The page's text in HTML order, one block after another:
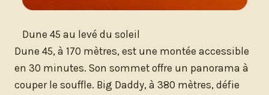
Dune 45 au levé du soleil
Dune 45, à 170 mètres, est une montée accessible
en 30 minutes. Son sommet offre un panorama à
couper le souffle. Big Daddy, à 380 mètres, défie